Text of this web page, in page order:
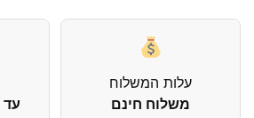
עלות המשלוח
משלוח חינם